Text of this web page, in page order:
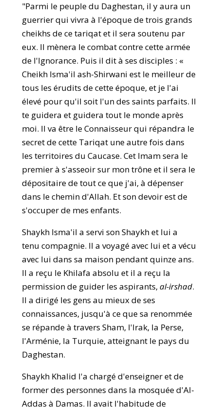
"Parmi le peuple du Daghestan, il y aura un
guerrier qui vivra à l'époque de trois grands
cheikhs de ce tariqat et il sera soutenu par
eux. Il mènera le combat contre cette armée
de l'Ignorance. Puis il dit à ses disciples : «
Cheikh Isma'il ash-Shirwani est le meilleur de
tous les érudits de cette époque, et je l'ai
élevé pour qu'il soit l'un des saints parfaits. Il
te guidera et guidera tout le monde après
moi. Il va être le Connaisseur qui répandra le
secret de cette Tariqat une autre fois dans
les territoires du Caucase. Cet Imam sera le
premier à s'asseoir sur mon trône et il sera le
dépositaire de tout ce que j'ai, à dépenser
dans le chemin d'Allah. Et son devoir est de
s'occuper de mes enfants.
Shaykh Isma'il a servi son Shaykh et lui a
tenu compagnie. Il a voyagé avec lui et a vécu
avec lui dans sa maison pendant quinze ans.
Il a reçu le Khilafa absolu et il a reçu la
permission de guider les aspirants, al-irshad.
Il a dirigé les gens au mieux de ses
connaissances, jusqu'à ce que sa renommée
se répande à travers Sham, l'Irak, la Perse,
l'Arménie, la Turquie, atteignant le pays du
Daghestan.
Shaykh Khalid l'a chargé d'enseigner et de
former des personnes dans la mosquée d'Al-
Addas à Damas. Il avait l'habitude de